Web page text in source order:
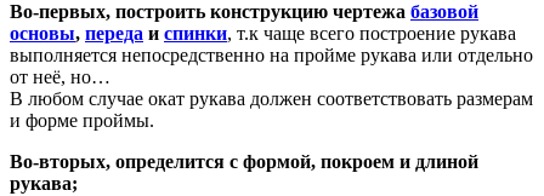
Во-первых, построить конструкцию чертежа базовой
основы, переда и спинки, т.к чаще всего построение рукава
выполняется непосредственно на пройме рукава или отдельно
от неё, но…
В любом случае окат рукава должен соответствовать размерам
и форме проймы.
Во-вторых, определится с формой, покроем и длиной
рукава;